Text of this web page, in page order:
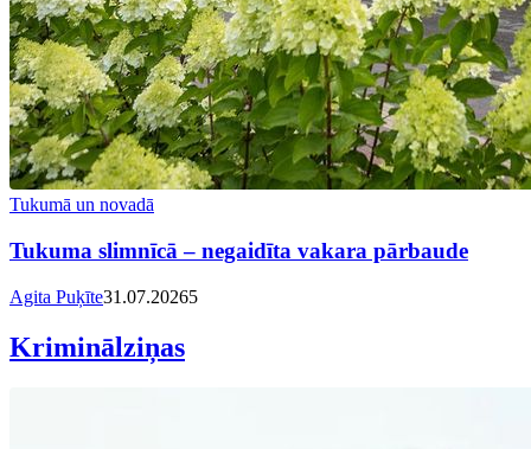
Tukumā un novadā
Tukuma slimnīcā – negaidīta vakara pārbaude
Agita Puķīte31.07.20265
Kriminālziņas